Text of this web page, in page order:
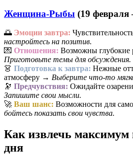
Женщина-Рыбы (19
🌅 Эмоции завтра:
настройтесь на позитив.
💌 Отношения: Возможны глубокие
Приготовьте темы для обсуждения.
👗 Подготовка к завтра: Нежные
атмосферу → Выберите что-то
🔭 Предчувствия: Ожидайте
Запишите свои мысли.
🚀 Ваш шанс: Возможности для
бойтесь показать свои чувства.
Как извлечь максимум
дня